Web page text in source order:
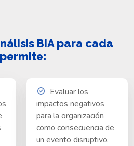
BIA para cada
Evaluar los
impactos negativos
para la organización
como consecuencia de
un evento disruptivo.